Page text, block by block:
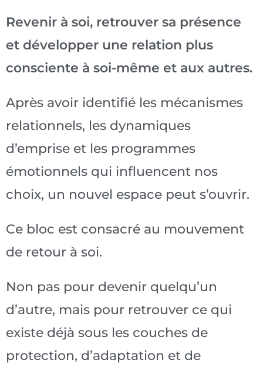
Revenir à soi, retrouver sa présence
et développer une relation plus
consciente à soi-même et aux autres.
Après avoir identifié les mécanismes
relationnels, les dynamiques
d’emprise et les programmes
émotionnels qui influencent nos
choix, un nouvel espace peut s’ouvrir.
Ce bloc est consacré au mouvement
de retour à soi.
Non pas pour devenir quelqu’un
d’autre, mais pour retrouver ce qui
existe déjà sous les couches de
protection, d’adaptation et de